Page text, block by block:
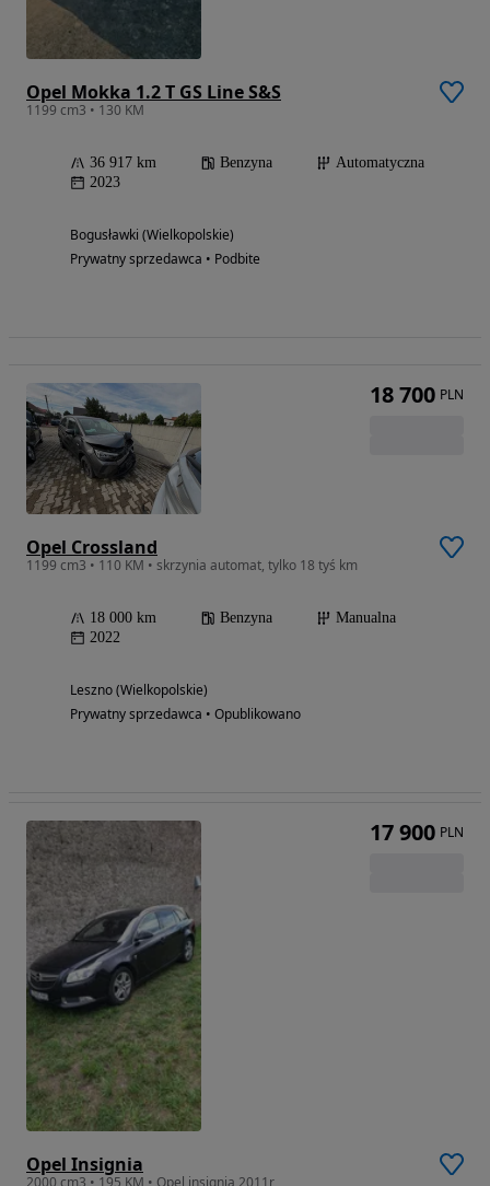
Opel Mokka 1.2 T GS Line S&S
1199 cm3 • 130 KM
36 917 km Benzyna
Automatyczna
2023
Bogusławki (Wielkopolskie)
Prywatny sprzedawca • Podbite
Opel Crossland
1199 cm3 • 110 KM • skrzynia automat, tylko 18 tyś km
18 000 km Benzyna
Manualna
2022
Leszno (Wielkopolskie)
Prywatny sprzedawca • Opublikowano
18 700 PLN
Opel Insignia
2000 cm3 • 195 KM • Opel insignia 2011r
17 900 PLN